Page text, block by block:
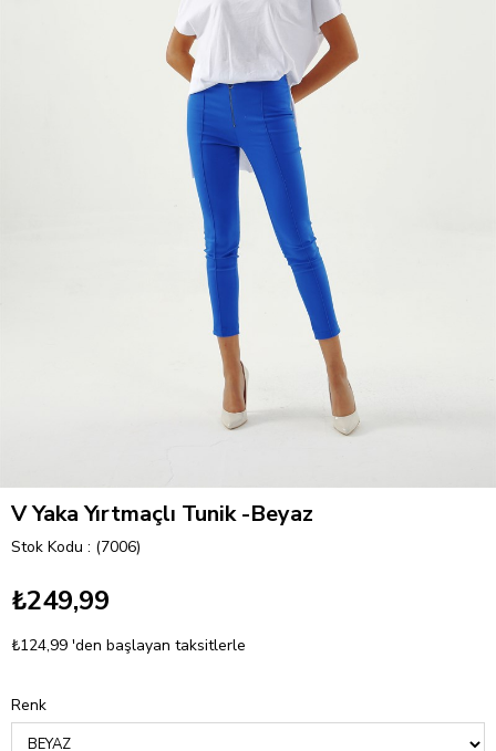
V Yaka Yırtmaçlı Tunik -Beyaz
Stok Kodu (7006)
₺249,99
₺124,99 'den başlayan taksitlerle
Renk